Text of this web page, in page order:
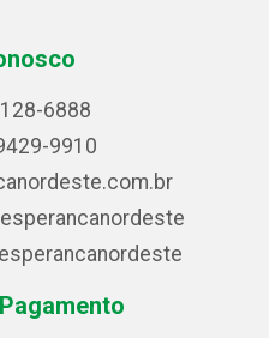
6888
9910